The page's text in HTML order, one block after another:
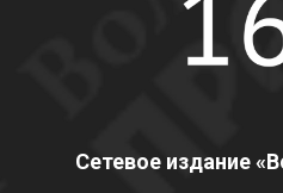
Сетевое издание